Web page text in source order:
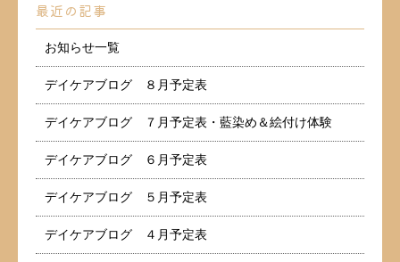
最近の記事
お知らせ一覧
デイケアブログ ８月予定表
デイケアブログ ７月予定表・藍染め＆絵付け体験
デイケアブログ ６月予定表
デイケアブログ ５月予定表
デイケアブログ ４月予定表